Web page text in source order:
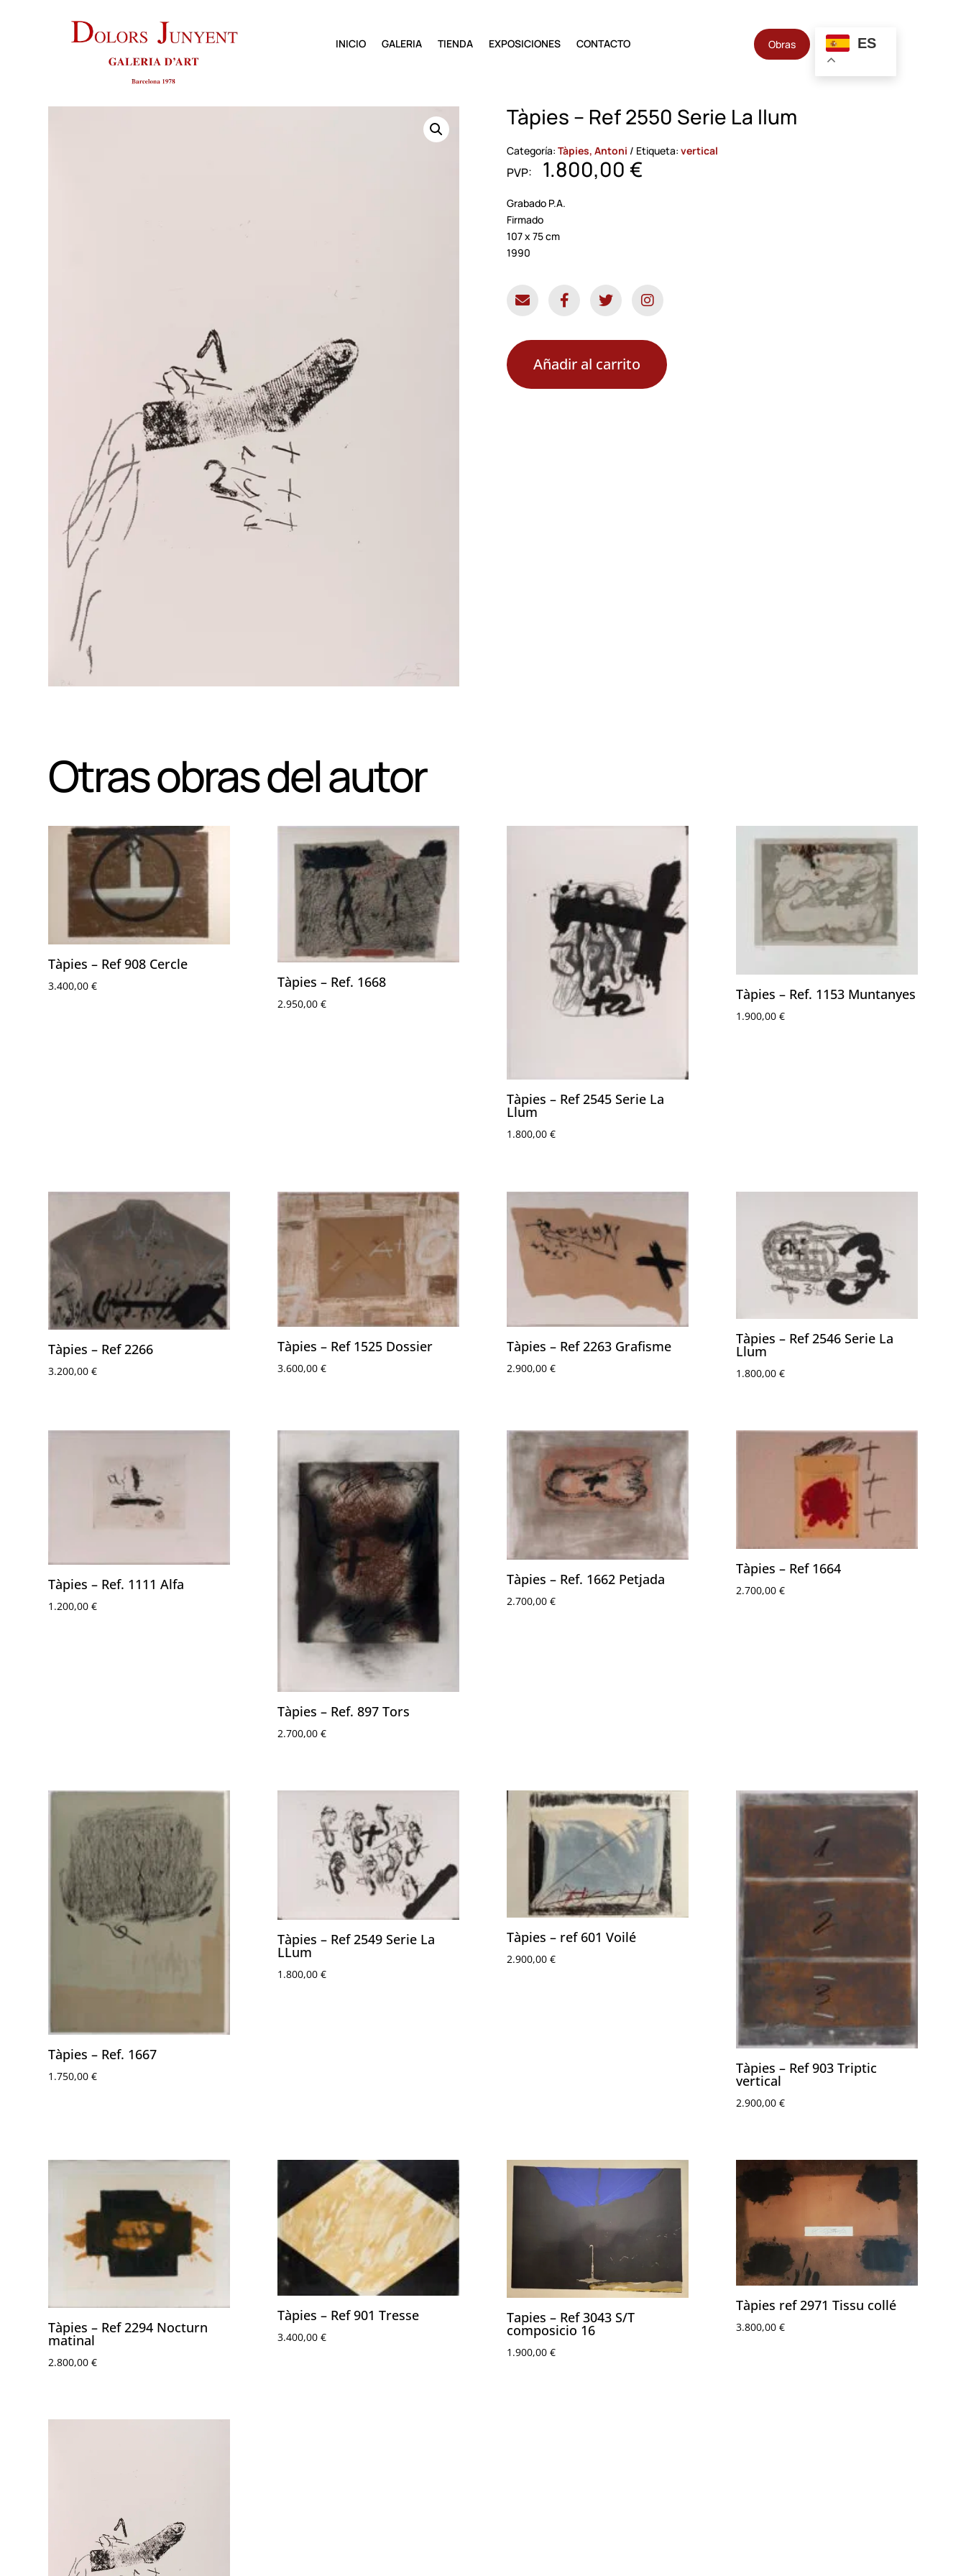
INICIO GALERIA TIENDA EXPOSICIONES CONTACTO Obras ES
Tàpies – Ref 2550 Serie La llum
Categoría:Tàpies, Antoni Etiqueta:vertical
1.800,00€
Grabado P.A.
Firmado
107 x 75 cm
1990
Añadir al carrito
Otras obras del autor
Tàpies – Ref 908 Cercle
3.400,00€ Tàpies – Ref. 1668
2.950,00€
Tàpies – Ref 2545 Serie La
Llum
1.800,00€
Tàpies – Ref. 1153 Muntanyes
1.900,00€
Tàpies – Ref 2266
3.200,00€
Tàpies – Ref 1525 Dossier
3.600,00€
Tàpies – Ref 2263 Grafisme
2.900,00€
Tàpies – Ref 2546 Serie La
Llum
1.800,00€
Tàpies – Ref. 1111 Alfa
1.200,00€
Tàpies – Ref. 897 Tors
2.700,00€
Tàpies – Ref. 1662 Petjada
2.700,00€
Tàpies – Ref 1664
2.700,00€
Tàpies – Ref. 1667
1.750,00€
Tàpies – Ref 2549 Serie La
LLum
1.800,00€
Tàpies – ref 601 Voilé
2.900,00€
Tàpies – Ref 903 Triptic
vertical
2.900,00€
Tàpies – Ref 2294 Nocturn
matinal
2.800,00€
Tàpies – Ref 901 Tresse
3.400,00€
Tapies – Ref 3043 S/T
composicio 16
1.900,00€
Tàpies ref 2971 Tissu collé
3.800,00€